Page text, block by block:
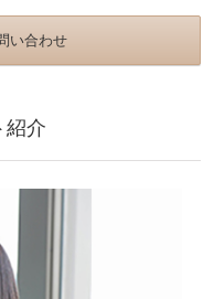
い合わせ
紹介